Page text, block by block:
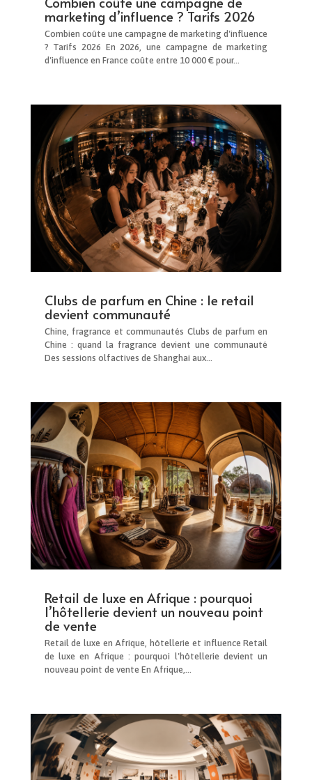
marketing d’influence ? Tarifs 2026
Combien coûte une campagne de marketing d'influence
? Tarifs 2026 En 2026, une campagne de marketing
d'influence en France coûte entre 10 000 € pour...
Clubs de parfum en Chine : le retail
devient communauté
Chine, fragrance et communautés Clubs de parfum en
Chine : quand la fragrance devient une communauté
Des sessions olfactives de Shanghai aux...
Retail de luxe en Afrique : pourquoi
l’hôtellerie devient un nouveau point
de vente
Retail de luxe en Afrique, hôtellerie et influence Retail
de luxe en Afrique : pourquoi l'hôtellerie devient un
nouveau point de vente En Afrique,...